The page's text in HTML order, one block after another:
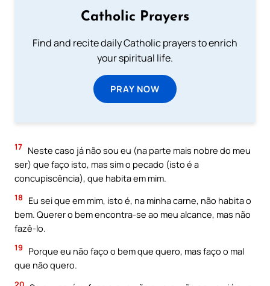
Catholic Prayers
Find and recite daily Catholic prayers to enrich
your spiritual life.
PRAY NOW
17 Neste caso já não sou eu (na parte mais nobre do meu
ser) que faço isto, mas sim o pecado (isto é a
concupiscência), que habita em mim.
18
Eu sei que em mim, isto é, na minha carne, não habita o
bem. Querer o bem encontra-se ao meu alcance, mas não
fazê-lo.
19
Porque eu não faço o bem que quero, mas faço o mal
que não quero.